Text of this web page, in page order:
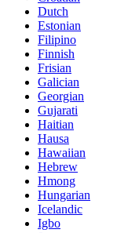
Dutch
Estonian
Filipino
Finnish
Frisian
Galician
Georgian
Gujarati
Haitian
Hausa
Hawaiian
Hebrew
Hmong
Hungarian
Icelandic
Igbo